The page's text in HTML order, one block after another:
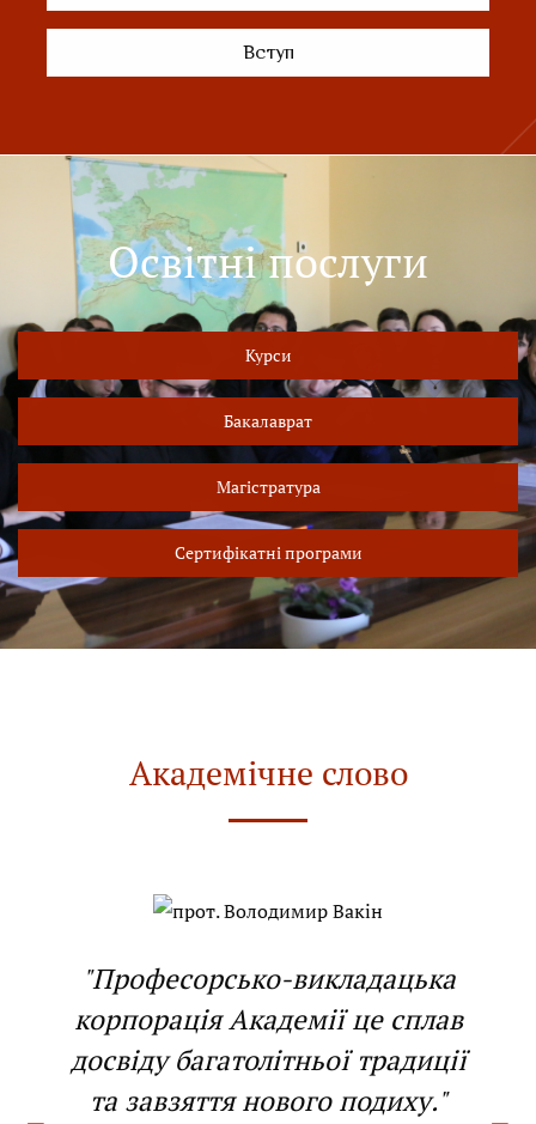
Вступ
Освітні послуги
Курси
Бакалаврат
Магістратура
Сертифікатні програми
Академічне слово
"Професорсько-викладацька
корпорація Академії це сплав
досвіду багатолітньої традиції
та завзяття нового подиху."